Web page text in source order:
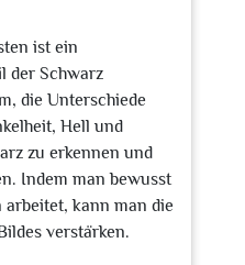
ist ein
der Schwarz
die Unterschiede
Hell und
zu erkennen und
Indem man bewusst
arbeitet, kann man die
verstärken.